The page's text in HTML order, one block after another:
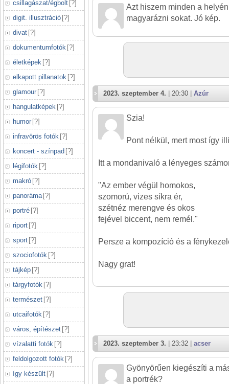
csillagászat/égbolt [?]
digit. illusztráció [?]
divat [?]
dokumentumfotók [?]
életképek [?]
elkapott pillanatok [?]
glamour [?]
hangulatképek [?]
humor [?]
infravörös fotók [?]
koncert - színpad [?]
légifotók [?]
makró [?]
panoráma [?]
portré [?]
riport [?]
sport [?]
szociofotók [?]
tájkép [?]
tárgyfotók [?]
természet [?]
utcaifotók [?]
város, építészet [?]
vízalatti fotók [?]
feldolgozott fotók [?]
így készült [?]
Azt hiszem minden a
magyarázni sokat. Jó kép.
2023. szeptember 4. | 20:30 | Azúr
Szia!
Pont nélkül, mert most így
Itt a mondanivaló a lényeges
"Az ember végül homokos,
szomorú, vizes síkra ér,
szétnéz merengve és okos
fejével biccent, nem remél."
Persze a kompozíció és a
Nagy grat!
2023. szeptember 3. | 23:32 | acser
Gyönyörűen kiegészíti a
a portrék?